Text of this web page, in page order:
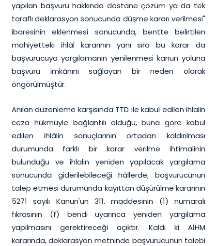
yapılan başvuru hakkında dostane çözüm ya da tek
taraflı deklarasyon sonucunda düşme kararı verilmesi"
ibaresinin eklenmesi sonucunda, bentte belirtilen
mahiyetteki ihlâl kararının yanı sıra bu karar da
başvurucuya yargılamanın yenilenmesi kanun yoluna
başvuru imkânını sağlayan bir neden olarak
öngörülmüştür.
Anılan düzenleme karşısında TTD ile kabul edilen ihlalin
ceza hükmüyle bağlantılı olduğu, buna göre kabul
edilen ihlâlin sonuçlarının ortadan kaldırılması
durumunda farklı bir karar verilme ihtimalinin
bulunduğu ve ihlalin yeniden yapılacak yargılama
sonucunda giderilebileceği hâllerde, başvurucunun
talep etmesi durumunda kayıttan düşürülme kararının
5271 sayılı Kanun'un 311. maddesinin (1) numaralı
fıkrasının (f) bendi uyarınca yeniden yargılama
yapılmasını gerektireceği açıktır. Kaldı ki AİHM
kararında, deklarasyon metninde başvurucunun talebi